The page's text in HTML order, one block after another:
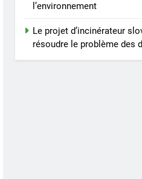
l’environnement
Le projet d’incinérateur
résoudre le problème des